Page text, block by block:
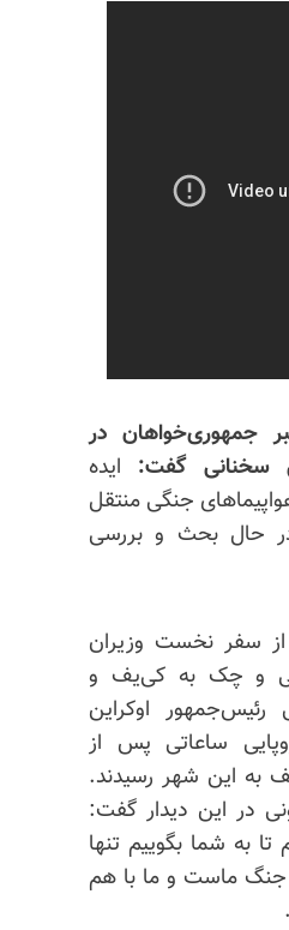
جمهوری‌خواهان در
سخنانی گفت: ایده
جنگی منتقل
حال بحث و بررسی
از سفر نخست وزیران
و چک به کی‌یف و
رئیس‌جمهور اوکراین
ساعاتی پس از
به این شهر رسیدند.
در این دیدار گفت:
تا به شما بگوییم تنها
ماست و ما با هم